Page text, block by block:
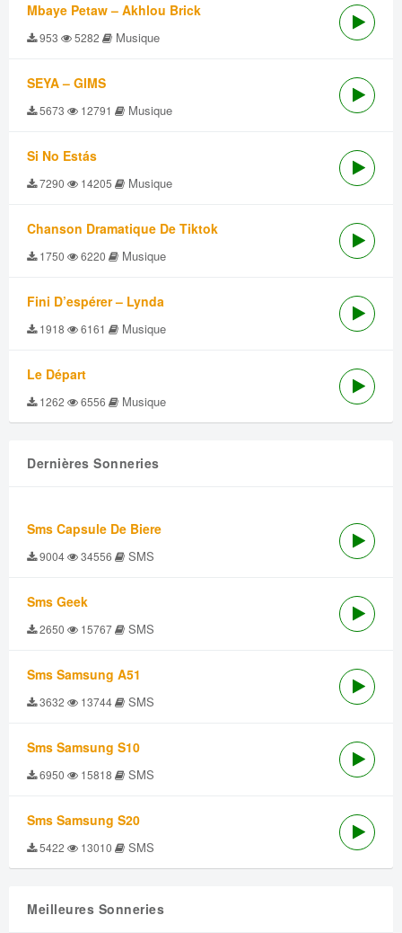
Mbaye Petaw – Akhlou Brick
953 5282 Musique
SEYA – GIMS
5673 12791 Musique
Si No Estás
7290 14205 Musique
Chanson Dramatique De Tiktok
1750 6220 Musique
Fini D’espérer – Lynda
1918 6161 Musique
Le Départ
1262 6556 Musique
Dernières Sonneries
Sms Capsule De Biere
9004 34556 SMS
Sms Geek
2650 15767 SMS
Sms Samsung A51
3632 13744 SMS
Sms Samsung S10
6950 15818 SMS
Sms Samsung S20
5422 13010 SMS
Meilleures Sonneries